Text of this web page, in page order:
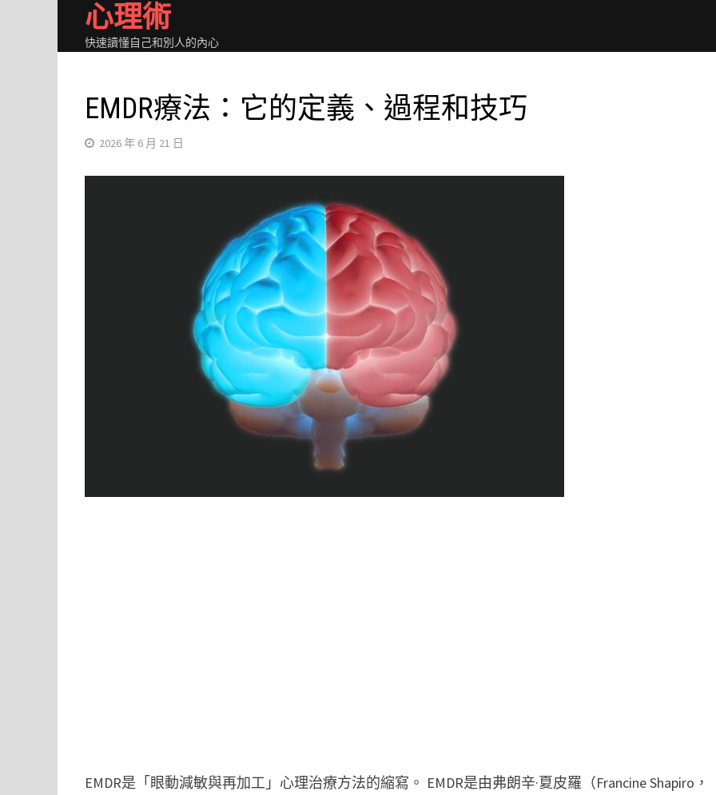
content
心理術
快速讀懂自己和別人的內心
EMDR療法：它的定義、過程和技巧
2026 年 6 月 21 日
EMDR是「眼動減敏與再加工」心理治療方法的縮寫。 EMDR是由弗朗辛·夏皮羅（Francine Shapiro，